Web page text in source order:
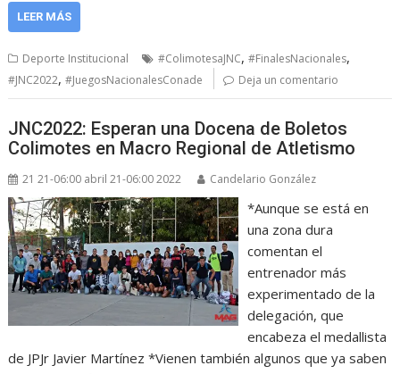
LEER MÁS
Deporte Institucional #ColimotesaJNC,#FinalesNacionales,
#JNC2022,#JuegosNacionalesConade Deja un comentario
JNC2022: Esperan una Docena de Boletos
Colimotes en Macro Regional de Atletismo
21 21-06:00 abril 21-06:00 2022 Candelario González
*Aunque se está en
una zona dura
comentan el
entrenador más
experimentado de la
delegación, que
encabeza el medallista
de JPJr Javier Martínez *Vienen también algunos que ya saben